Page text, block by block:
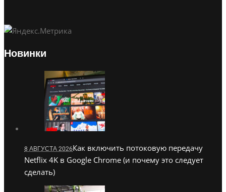
Новинки
8 АВГУСТА 2026Как включить потоковую передачу
Netflix 4K в Google Chrome (и почему это следует
сделать)